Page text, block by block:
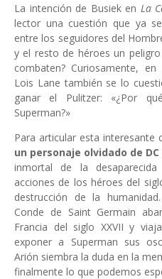
La intención de Busiek en La
lector una cuestión que ya
entre los seguidores del
y el resto de héroes un
combaten? Curiosamente, en
Lois Lane también se lo
ganar el Pulitzer: «¿Por
Superman?»
Para articular esta interesante
un personaje olvidado de
inmortal de la
acciones de los héroes del
destrucción de la
Conde de Saint Germain
Francia del siglo XXVII y
exponer a Superman sus
Arión siembra la duda en la
finalmente lo que podemos